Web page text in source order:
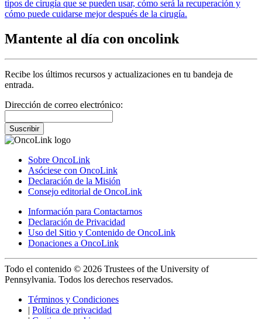
tipos de cirugía que se pueden usar, cómo será la recuperación y
cómo puede cuidarse mejor después de la cirugía.
Mantente al día con oncolink
Recibe los últimos recursos y actualizaciones en tu bandeja de
entrada.
Dirección de correo electrónico:
Suscribir
Sobre OncoLink
Asóciese con OncoLink
Declaración de la Misión
Consejo editorial de OncoLink
Información para Contactarnos
Declaración de Privacidad
Uso del Sitio y Contenido de OncoLink
Donaciones a OncoLink
Todo el contenido © 2026 Trustees of the University of
Pennsylvania. Todos los derechos reservados.
Términos y Condiciones
| Política de privacidad